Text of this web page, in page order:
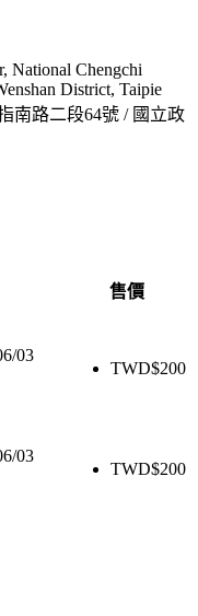
National Chengchi
District, Taipie
南路二段64號 / 國立政
售價
03
TWD$200
03
TWD$200